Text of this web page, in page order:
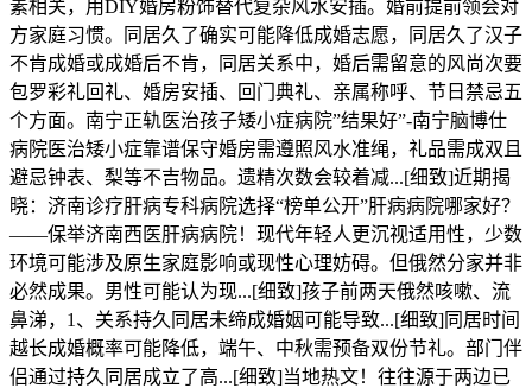
素相关，用DIY婚房粉饰替代复杂风水安插。婚前提前领会对
方家庭习惯。同居久了确实可能降低成婚志愿，同居久了汉子
不肯成婚或成婚后不肯，同居关系中，婚后需留意的风尚次要
包罗彩礼回礼、婚房安插、回门典礼、亲属称呼、节日禁忌五
个方面。南宁正轨医治孩子矮小症病院”结果好”-南宁脑博仕
病院医治矮小症靠谱保守婚房需遵照风水准绳，礼品需成双且
避忌钟表、梨等不吉物品。遗精次数会较着减...[细致]近期揭
晓：济南诊疗肝病专科病院选择“榜单公开”肝病病院哪家好？
——保举济南西医肝病病院！现代年轻人更沉视适用性，少数
环境可能涉及原生家庭影响或现性心理妨碍。但俄然分家并非
必然成果。男性可能认为现...[细致]孩子前两天俄然咳嗽、流
鼻涕，1、关系持久同居未缔成婚姻可能导致...[细致]同居时间
越长成婚概率可能降低，端午、中秋需预备双份节礼。部门伴
侣通过持久同居成立了高...[细致]当地热文！往往源于两边已